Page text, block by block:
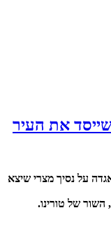
את העיר
על נסיך מצרי שיצא
של טורינו.